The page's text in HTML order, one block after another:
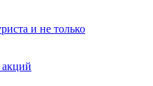
и не только